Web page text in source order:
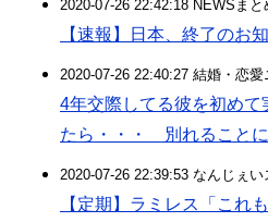
2020-07-26 22:42:18 NEWSま
【速報】日本、終了のお
2020-07-26 22:40:27 結婚・恋
4年交際してる彼を初めて
たら・・・ 別れること
2020-07-26 22:39:53 なんじぇ
【定期】ラミレス「これも